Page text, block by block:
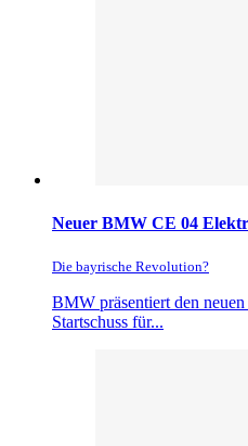
Neuer BMW CE 04
Die bayrische Revolution?
BMW präsentiert den
Startschuss für...